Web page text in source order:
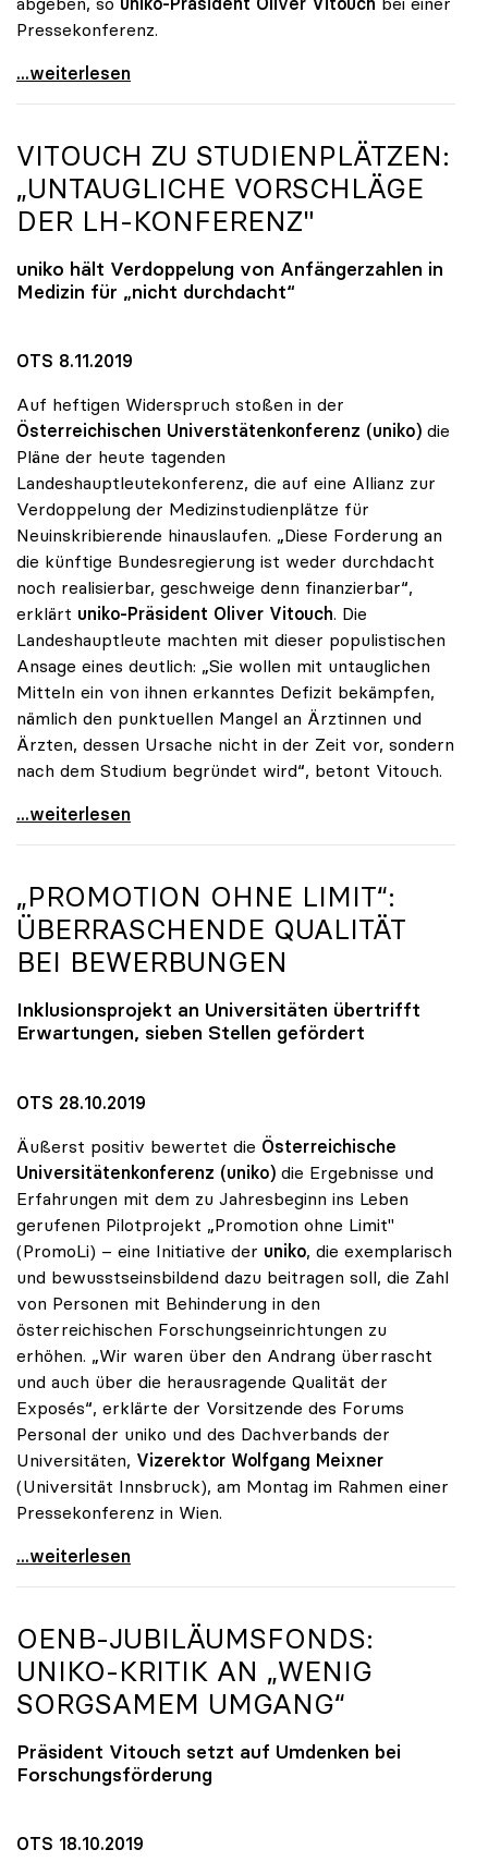
Pressekonferenz.
Unis wollen Budgetsteigerung und
...weiterlesen
VITOUCH ZU STUDIENPLÄTZEN:
„UNTAUGLICHE VORSCHLÄGE
DER LH-KONFERENZ"
uniko hält Verdoppelung von Anfängerzahlen in
Medizin für „nicht durchdacht“
OTS 8.11.2019
Auf heftigen Widerspruch stoßen in der
Österreichischen Universtätenkonferenz (uniko) die
Pläne der heute tagenden
Landeshauptleutekonferenz, die auf eine Allianz zur
Verdoppelung der Medizinstudienplätze für
Neuinskribierende hinauslaufen. „Diese Forderung an
die künftige Bundesregierung ist weder durchdacht
noch realisierbar, geschweige denn finanzierbar“,
erklärt uniko-Präsident Oliver Vitouch. Die
Landeshauptleute machten mit dieser populistischen
Ansage eines deutlich: „Sie wollen mit untauglichen
Mitteln ein von ihnen erkanntes Defizit bekämpfen,
nämlich den punktuellen Mangel an Ärztinnen und
Ärzten, dessen Ursache nicht in der Zeit vor, sondern
nach dem Studium begründet wird“, betont Vitouch.
Vitouch zu Studienplätzen: „Untaugliche Vorschläge
...weiterlesen
„PROMOTION OHNE LIMIT“:
ÜBERRASCHENDE QUALITÄT
BEI BEWERBUNGEN
Inklusionsprojekt an Universitäten übertrifft
Erwartungen, sieben Stellen gefördert
OTS 28.10.2019
Äußerst positiv bewertet die Österreichische
Universitätenkonferenz (uniko) die Ergebnisse und
Erfahrungen mit dem zu Jahresbeginn ins Leben
gerufenen Pilotprojekt „Promotion ohne Limit"
(PromoLi) – eine Initiative der uniko, die exemplarisch
und bewusstseinsbildend dazu beitragen soll, die Zahl
von Personen mit Behinderung in den
österreichischen Forschungseinrichtungen zu
erhöhen. „Wir waren über den Andrang überrascht
und auch über die herausragende Qualität der
Exposés“, erklärte der Vorsitzende des Forums
Personal der uniko und des Dachverbands der
Universitäten, Vizerektor Wolfgang Meixner
(Universität Innsbruck), am Montag im Rahmen einer
Pressekonferenz in Wien.
„Promotion ohne Limit“: Überraschende Qualität bei
...weiterlesen
OENB-JUBILÄUMSFONDS:
UNIKO-KRITIK AN „WENIG
SORGSAMEM UMGANG“
Präsident Vitouch setzt auf Umdenken bei
Forschungsförderung
OTS 18.10.2019